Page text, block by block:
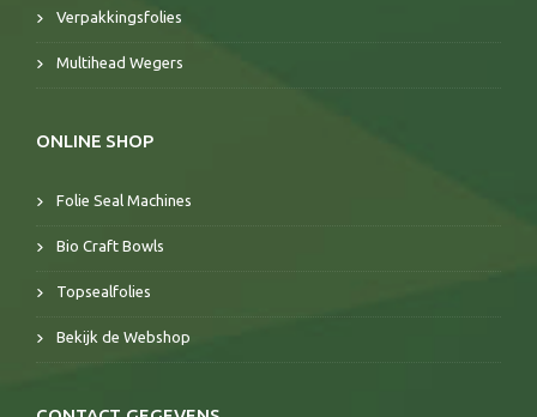
Verpakkingsfolies
Multihead Wegers
ONLINE SHOP
Folie Seal Machines
Bio Craft Bowls
Topsealfolies
Bekijk de Webshop